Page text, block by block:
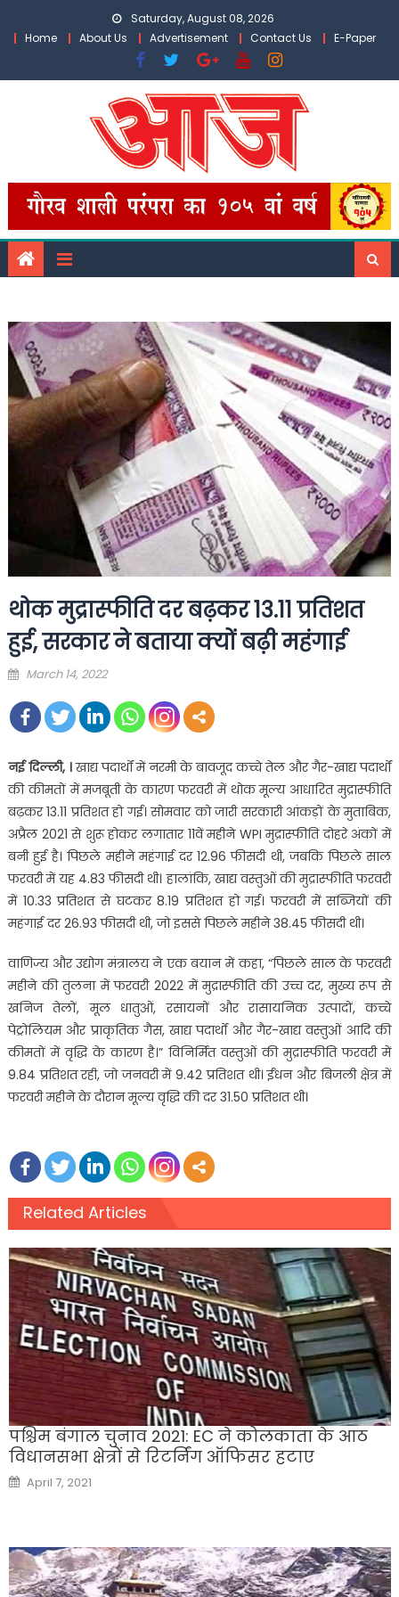
Saturday, August 08, 2026
Home
About Us Advertisement Contact Us E-Paper
थोक मुद्रास्फीति दर बढ़कर 13.11 प्रतिशत
हुई, सरकार ने बताया क्यों बढ़ी महंगाई
Posted
March 14, 2022
नई दिल्ली, ।खाद्य पदार्थों में नरमी के बावजूद कच्चे तेल और गैर-खाद्य पदार्थों
की कीमतों में मजबूती के कारण फरवरी में थोक मूल्य आधारित मुद्रास्फीति
बढ़कर 13.11 प्रतिशत हो गई। सोमवार को जारी सरकारी आंकड़ों के मुताबिक,
अप्रैल 2021 से शुरू होकर लगातार 11वें महीने WPI मुद्रास्फीति दोहरे अंकों में
बनी हुई है। पिछले महीने महंगाई दर 12.96 फीसदी थी, जबकि पिछले साल
फरवरी में यह 4.83 फीसदी थी। हालांकि, खाद्य वस्तुओं की मुद्रास्फीति फरवरी
में 10.33 प्रतिशत से घटकर 8.19 प्रतिशत हो गई। फरवरी में सब्जियों की
महंगाई दर 26.93 फीसदी थी, जो इससे पिछले महीने 38.45 फीसदी थी।
वाणिज्य और उद्योग मंत्रालय ने एक बयान में कहा, “पिछले साल के फरवरी
महीने की तुलना में फरवरी 2022 में मुद्रास्फीति की उच्च दर, मुख्य रूप से
खनिज तेलों, मूल धातुओं, रसायनों और रासायनिक उत्पादों, कच्चे
पेट्रोलियम और प्राकृतिक गैस, खाद्य पदार्थों और गैर-खाद्य वस्तुओं आदि की
कीमतों में वृद्धि के कारण है।” विनिर्मित वस्तुओं की मुद्रास्फीति फरवरी में
9.84 प्रतिशत रही, जो जनवरी में 9.42 प्रतिशत थी। ईंधन और बिजली क्षेत्र में
फरवरी महीने के दौरान मूल्य वृद्धि की दर 31.50 प्रतिशत थी।
Related Articles
पश्चिम बंगाल चुनाव 2021: EC ने कोलकाता के आठ
विधानसभा क्षेत्रों से रिटर्निंग ऑफिसर हटाए
Posted
on
April 7, 2021